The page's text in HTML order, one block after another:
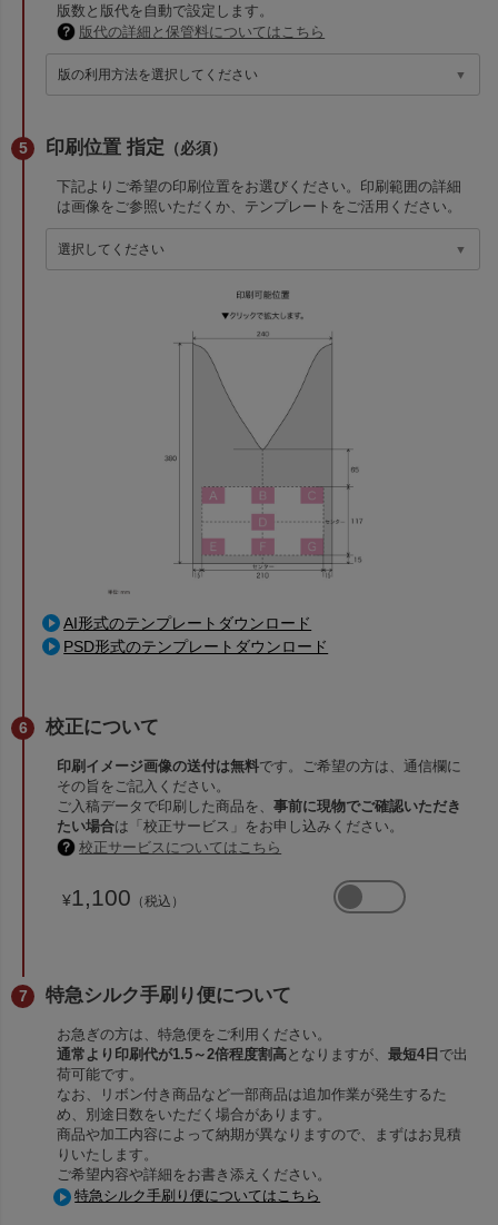
版数と版代を自動で設定します。
版代の詳細と保管料についてはこちら
印刷位置 指定 （必須）
下記よりご希望の印刷位置をお選びください。印刷範囲の詳細
は画像をご参照いただくか、テンプレートをご活用ください。
AI形式のテンプレートダウンロード
PSD形式のテンプレートダウンロード
校正について
印刷イメージ画像の送付は無料です。ご希望の方は、通信欄に
その旨をご記入ください。
ご入稿データで印刷した商品を、事前に現物でご確認いただき
たい場合は「校正サービス」をお申し込みください。
校正サービスについてはこちら
¥1,100 （税込）
特急シルク手刷り便について
お急ぎの方は、特急便をご利用ください。
通常より印刷代が1.5～2倍程度割高となりますが、最短4日 で出
荷可能です。
なお、リボン付き商品など一部商品は追加作業が発生するた
め、別途日数をいただく場合があります。
商品や加工内容によって納期が異なりますので、まずはお見積
りいたします。
ご希望内容や詳細をお書き添えください。
特急シルク手刷り便についてはこちら